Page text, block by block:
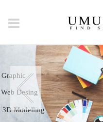
3D Modelling
Graphic
Web Desing